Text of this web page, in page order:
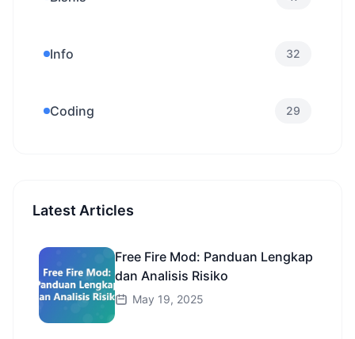
Info 32
Coding 29
Latest Articles
Free Fire Mod: Panduan Lengkap
dan Analisis Risiko
May 19, 2025